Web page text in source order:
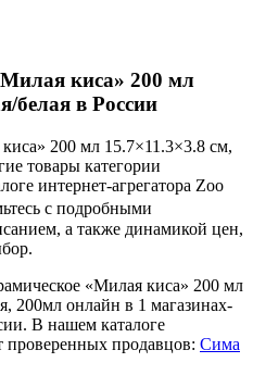
киса» 200 мл
белая в России
200 мл 15.7×11.3×3.8 см,
товары категории
интернет-агрегатора Zoo
с подробными
а также динамикой цен,
«Милая киса» 200 мл
200мл онлайн в 1 магазинах-
В нашем каталоге
проверенных продавцов: Сима